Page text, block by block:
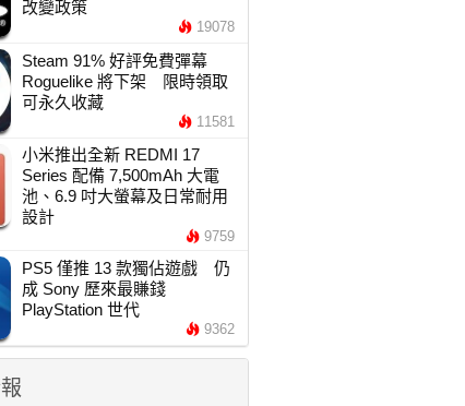
改變政策
19078
Steam 91% 好評免費彈幕
Roguelike 將下架 限時領取
可永久收藏
11581
小米推出全新 REDMI 17
Series 配備 7,500mAh 大電
池、6.9 吋大螢幕及日常耐用
設計
9759
PS5 僅推 13 款獨佔遊戲 仍
成 Sony 歷來最賺錢
PlayStation 世代
9362